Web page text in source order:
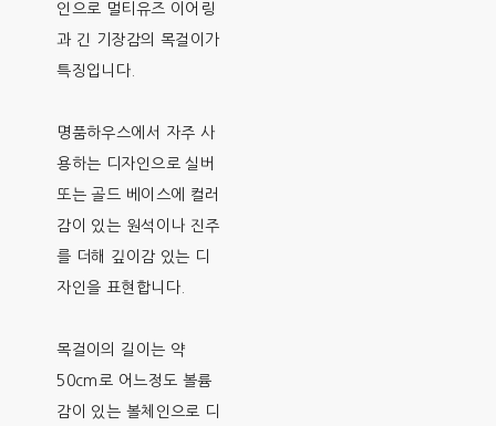
인으로 멀티유즈 이어링
과 긴 기장감의 목걸이가
특징입니다.
명품하우스에서 자주 사
용하는 디자인으로 실버
또는 골드 베이스에 컬러
감이 있는 원석이나 진주
를 더해 깊이감 있는 디
자인을 표현합니다.
목걸이의 길이는 약
50cm로 어느정도 볼륨
감이 있는 볼체인으로 디